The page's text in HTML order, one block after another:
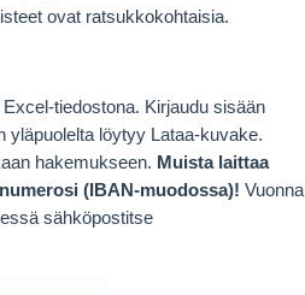
ovat ratsukkokohtaisia.
tiedostona. Kirjaudu sisään
yläpuolelta löytyy Lataa-kuvake.
hakemukseen. Muista laittaa
(IBAN-muodossa)! Vuonna
sähköpostitse